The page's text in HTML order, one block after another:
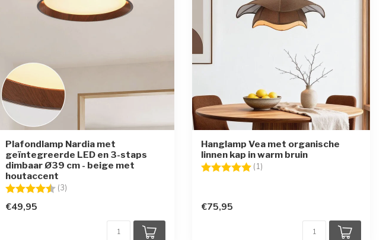
Plafondlamp Nardia met
geïntegreerde LED en 3-staps
dimbaar Ø39 cm - beige met
houtaccent
Beoordeling: (3)
€49,95
Hanglamp Vea met organische
linnen kap in warm bruin
Beoordeling: (1)
€75,95